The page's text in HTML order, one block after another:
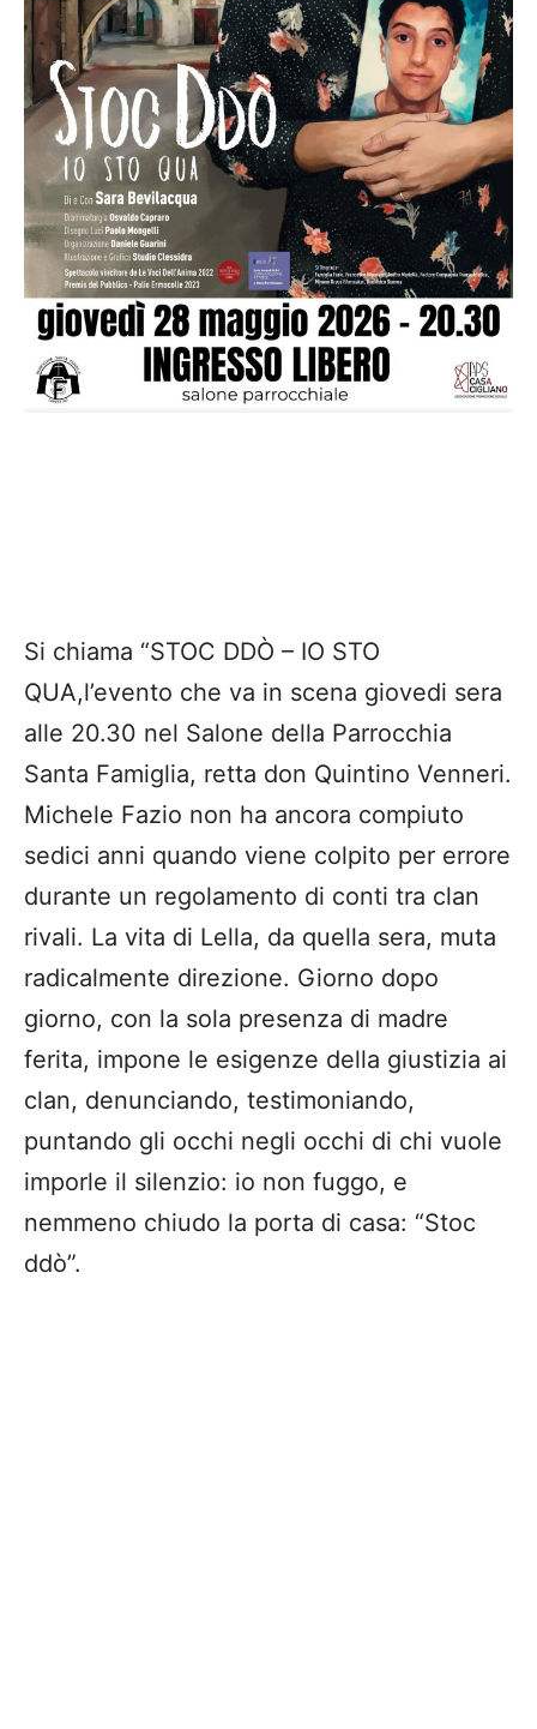
Si chiama “STOC DDÒ – IO STO
QUA,l’evento che va in scena giovedi sera
alle 20.30 nel Salone della Parrocchia
Santa Famiglia, retta don Quintino Venneri.
Michele Fazio non ha ancora compiuto
sedici anni quando viene colpito per errore
durante un regolamento di conti tra clan
rivali. La vita di Lella, da quella sera, muta
radicalmente direzione. Giorno dopo
giorno, con la sola presenza di madre
ferita, impone le esigenze della giustizia ai
clan, denunciando, testimoniando,
puntando gli occhi negli occhi di chi vuole
imporle il silenzio: io non fuggo, e
nemmeno chiudo la porta di casa: “Stoc
ddò”.